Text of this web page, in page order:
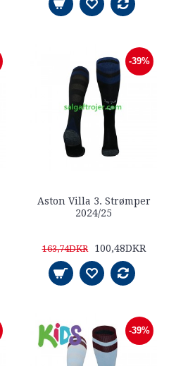
-39%
Aston Villa 3. Strømper
2024/25
163,74DKR 100,48DKR
-39%